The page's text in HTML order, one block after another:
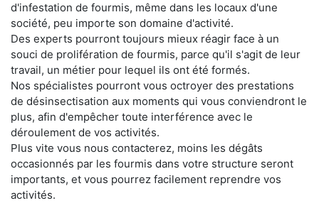
d'infestation de fourmis, même dans les locaux d'une
société, peu importe son domaine d'activité.
Des experts pourront toujours mieux réagir face à un
souci de prolifération de fourmis, parce qu'il s'agit de leur
travail, un métier pour lequel ils ont été formés.
Nos spécialistes pourront vous octroyer des prestations
de désinsectisation aux moments qui vous conviendront le
plus, afin d'empêcher toute interférence avec le
déroulement de vos activités.
Plus vite vous nous contacterez, moins les dégâts
occasionnés par les fourmis dans votre structure seront
importants, et vous pourrez facilement reprendre vos
activités.